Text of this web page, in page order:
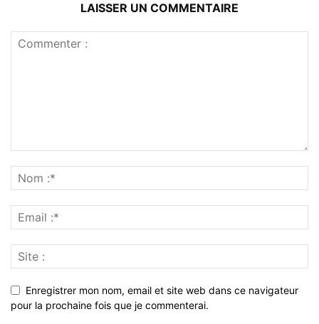
LAISSER UN COMMENTAIRE
Enregistrer mon nom, email et site web dans ce navigateur
pour la prochaine fois que je commenterai.